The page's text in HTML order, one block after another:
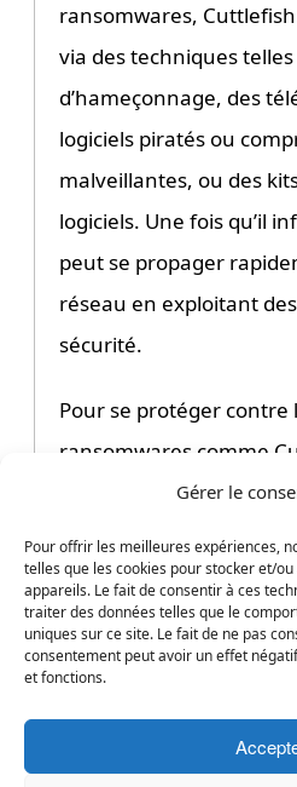
Gérer le
Pour offrir les meilleures expériences,
telles que les cookies pour stocker et/
appareils. Le fait de consentir à ces
traiter des données telles que le
uniques sur ce site. Le fait de ne pas
consentement peut avoir un effet
et fonctions.
ransomwares,
via des techniques
d’hameçonnage, des
logiciels piratés ou
malveillantes, ou des
logiciels. Une fois qu’il
peut se propager
réseau en exploitant
sécurité.
Pour se protéger contre
ransomwares comme
pour les entreprises et
mettre en place des
robustes, telles que des
régulières des
et anti-malware à jour,
sensibilisation des
potentielles et